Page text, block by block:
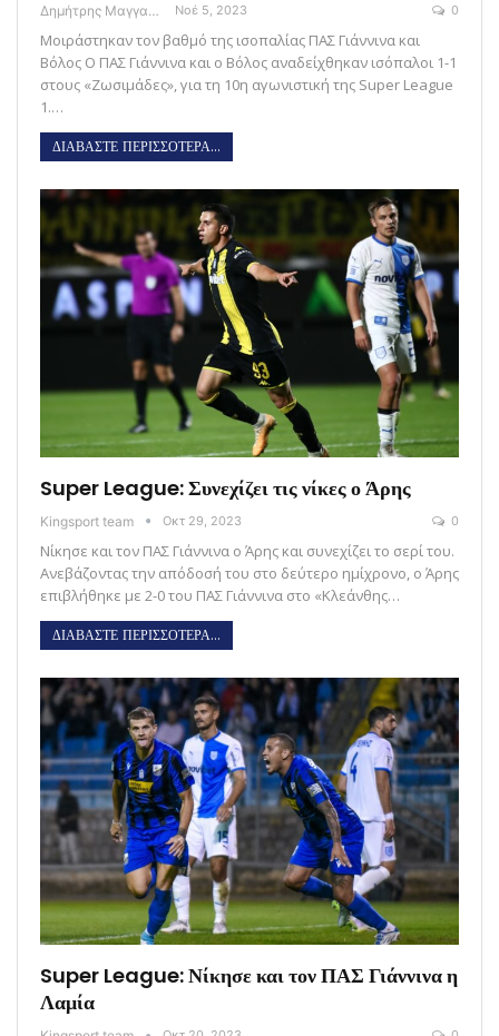
Δημήτρης Μαγγανάρης Νοέ 5, 2023 0
Μοιράστηκαν τον βαθμό της ισοπαλίας ΠΑΣ Γιάννινα και
Βόλος O ΠΑΣ Γιάννινα και ο Βόλος αναδείχθηκαν ισόπαλοι 1-1
στους «Ζωσιμάδες», για τη 10η αγωνιστική της Super League
1.…
ΔΙΑΒΑΣΤΕ ΠΕΡΙΣΣΟΤΕΡΑ...
Super League: Συνεχίζει τις νίκες ο Άρης
Kingsport team Οκτ 29, 2023 0
Νίκησε και τον ΠΑΣ Γιάννινα ο Άρης και συνεχίζει το σερί του.
Ανεβάζοντας την απόδοσή του στο δεύτερο ημίχρονο, ο Άρης
επιβλήθηκε με 2-0 του ΠΑΣ Γιάννινα στο «Κλεάνθης…
ΔΙΑΒΑΣΤΕ ΠΕΡΙΣΣΟΤΕΡΑ...
Super League: Νίκησε και τον ΠΑΣ Γιάννινα η
Λαμία